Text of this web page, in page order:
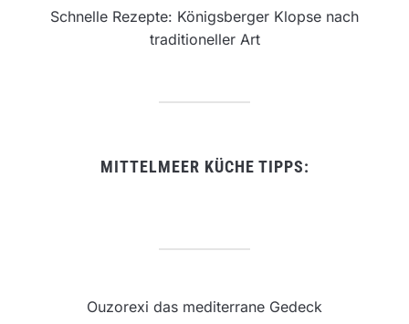
Schnelle Rezepte: Königsberger Klopse nach
traditioneller Art
MITTELMEER KÜCHE TIPPS:
Ouzorexi das mediterrane Gedeck